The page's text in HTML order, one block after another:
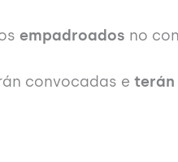
empadroados no
convocadas e